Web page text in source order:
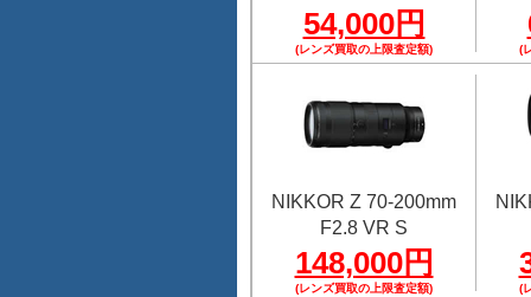
54,000円
(レンズ買取の上限査定額) (
NIKKOR Z 70-200mm
F2.8 VR S
148,000円
(レンズ買取の上限査定額) (